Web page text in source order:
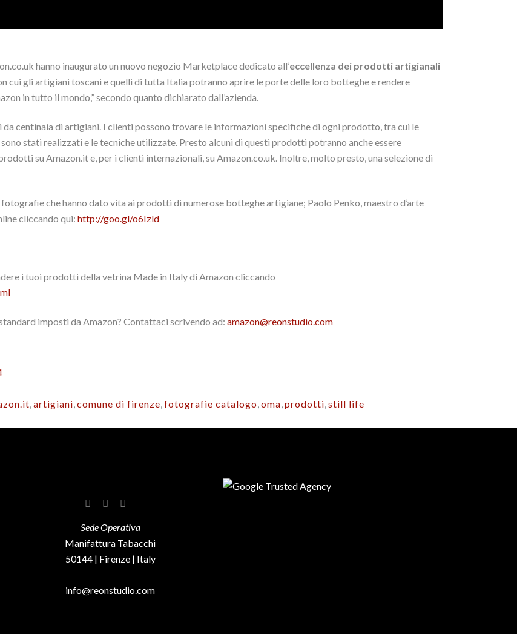
hanno inaugurato un nuovo negozio Marketplace dedicato all’eccellenza dei prodotti artigianali
cui gli artigiani toscani e quelli di tutta Italia potranno aprire le porte delle loro botteghe e rendere
in tutto il mondo,” secondo quanto dichiarato dall’azienda.
centinaia di artigiani. I clienti possono trovare le informazioni specifiche di ogni prodotto, tra cui le
stati realizzati e le tecniche utilizzate. Presto alcuni di questi prodotti potranno anche essere
su Amazon.it e, per i clienti internazionali, su Amazon.co.uk. Inoltre, molto presto, una selezione di
che hanno dato vita ai prodotti di numerose botteghe artigiane; Paolo Penko, maestro d’arte
cliccando qui: http://goo.gl/o6Izld
i tuoi prodotti della vetrina Made in Italy di Amazon cliccando
imposti da Amazon? Contattaci scrivendo ad: amazon@reonstudio.com
artigiani comune di firenze fotografie catalogo oma prodotti still life
Sede Operativa
Manifattura Tabacchi
50144 | Firenze | Italy
info@reonstudio.com